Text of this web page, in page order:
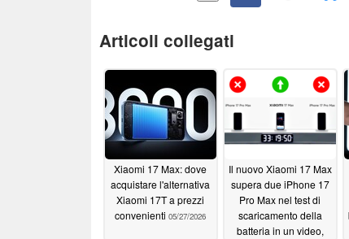
Articoli collegati
Xiaomi 17 Max: dove
acquistare l'alternativa
Xiaomi 17T a prezzi
convenienti 05/27/2026
Il nuovo Xiaomi 17 Max
supera due iPhone 17
Pro Max nel test di
scaricamento della
batteria in un video,